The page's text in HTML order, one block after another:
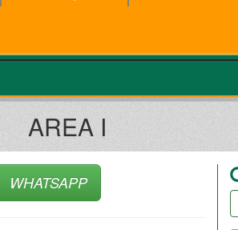
AREA I
WHATSAPP